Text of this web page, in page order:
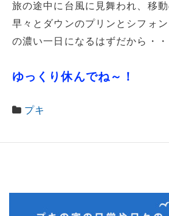
旅の途中に台風に見舞われ、移
早々とダウンのプリンとシフォ
の濃い一日になるはずだから・・
ゆっくり休んでね～！
プキ